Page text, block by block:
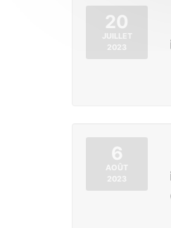
20
JUILLET
2023
6
AOÛT
2023